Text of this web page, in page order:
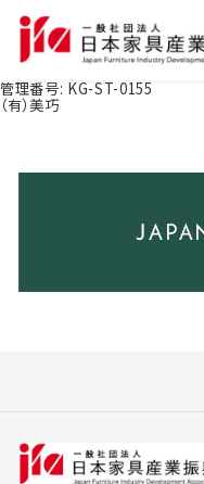
管理番号: KG-ST-0155
（有）美巧